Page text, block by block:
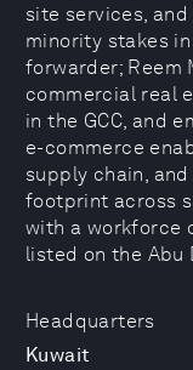
Headquarters
Kuwait
site services,
minority stakes
forwarder; Reem
commercial real
in the GCC, and
e-commerce
supply chain,
footprint across
with a workforce
listed on the Abu